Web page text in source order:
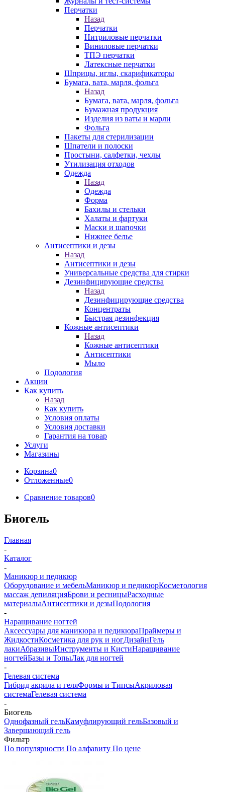
Перчатки
Назад
Перчатки
Нитриловые перчатки
Виниловые перчатки
ТПЭ перчатки
Латексные перчатки
Шприцы, иглы, скарификаторы
Бумага, вата, марля, фольга
Назад
Бумага, вата, марля, фольга
Бумажная продукция
Изделия из ваты и марли
Фольга
Пакеты для стерилизации
Шпатели и полоски
Простыни, салфетки, чехлы
Утилизация отходов
Одежда
Назад
Одежда
Форма
Бахилы и стельки
Халаты и фартуки
Маски и шапочки
Нижнее белье
Антисептики и дезы
Назад
Антисептики и дезы
Универсальные средства для стирки
Дезинфицирующие средства
Назад
Дезинфицирующие средства
Концентраты
Быстрая дезинфекция
Кожные антисептики
Назад
Кожные антисептики
Антисептики
Мыло
Подология
Акции
Как купить
Назад
Как купить
Условия оплаты
Условия доставки
Гарантия на товар
Услуги
Магазины
Корзина0
Отложенные0
Сравнение товаров0
Биогель
Главная
-
Каталог
-
Маникюр и педикюр
Оборудование и мебельМаникюр и педикюрКосметология
массаж депиляцияБрови и ресницыРасходные
материалыАнтисептики и дезыПодология
-
Наращивание ногтей
Аксессуары для маникюра и педикюраПраймеры и
ЖидкостиКосметика для рук и ногДизайнГель
лакиАбразивыИнструменты и КистиНаращивание
ногтейБазы и ТопыЛак для ногтей
-
Гелевая система
Гибрид акрила и геляФормы и ТипсыАкриловая
системаГелевая система
-
Биогель
Однофазный гельКамуфлирующий гельБазовый и
Завершающий гель
Фильтр
По популярности По алфавиту По цене